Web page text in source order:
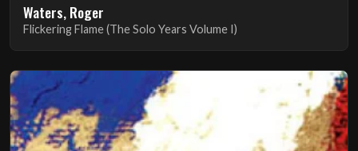
Waters, Roger
Flickering Flame (The Solo Years Volume I)